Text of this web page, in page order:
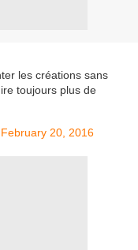
les créations sans
toujours plus de
February 20, 2016